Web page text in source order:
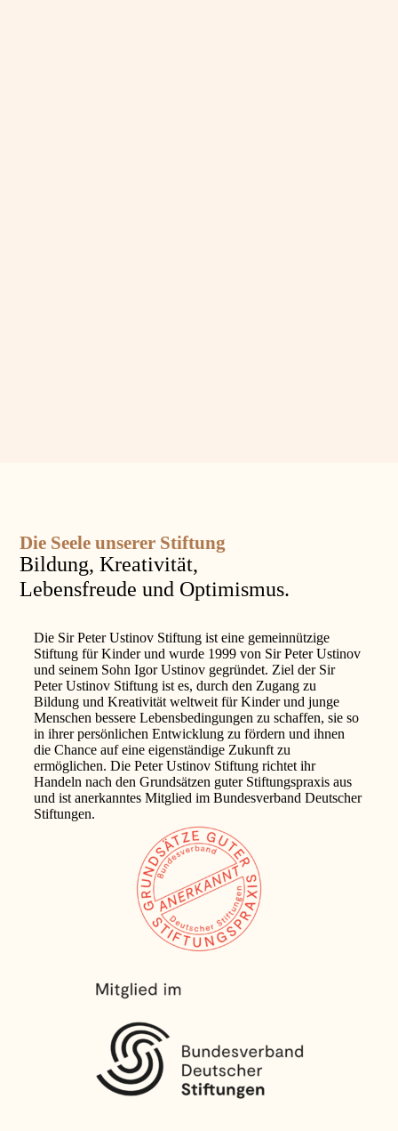
Die Seele unserer Stiftung
Bildung, Kreativität,
Lebensfreude und Optimismus.
Die Sir Peter Ustinov Stiftung ist eine gemeinnützige
Stiftung für Kinder und wurde 1999 von Sir Peter Ustinov
und seinem Sohn Igor Ustinov gegründet. Ziel der Sir
Peter Ustinov Stiftung ist es, durch den Zugang zu
Bildung und Kreativität weltweit für Kinder und junge
Menschen bessere Lebensbedingungen zu schaffen, sie so
in ihrer persönlichen Entwicklung zu fördern und ihnen
die Chance auf eine eigenständige Zukunft zu
ermöglichen. Die Peter Ustinov Stiftung richtet ihr
Handeln nach den Grundsätzen guter Stiftungspraxis aus
und ist anerkanntes Mitglied im Bundesverband Deutscher
Stiftungen.